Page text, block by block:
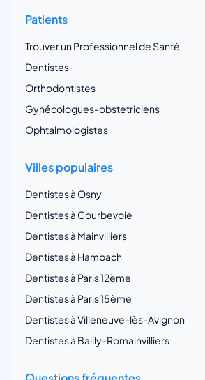
Patients
Trouver un Professionnel de Santé
Dentistes
Orthodontistes
Gynécologues-obstetriciens
Ophtalmologistes
Villes populaires
Dentistes à Osny
Dentistes à Courbevoie
Dentistes à Mainvilliers
Dentistes à Hambach
Dentistes à Paris 12ème
Dentistes à Paris 15ème
Dentistes à Villeneuve-lès-Avignon
Dentistes à Bailly-Romainvilliers